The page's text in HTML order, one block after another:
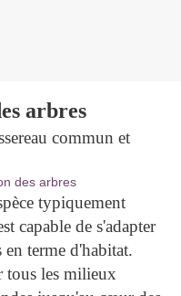
arbres
commun et
typiquement
capable de s'adapter
en terme d'habitat.
tous les milieux